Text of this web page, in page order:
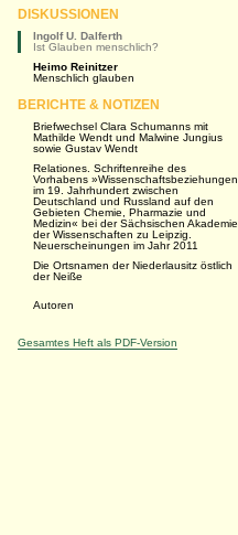
DISKUSSIONEN
Ingolf U. Dalferth
Ist Glauben menschlich?
Heimo Reinitzer
Menschlich glauben
BERICHTE & NOTIZEN
Briefwechsel Clara Schumanns mit
Mathilde Wendt und Malwine Jungius
sowie Gustav Wendt
Relationes. Schriftenreihe des
Vorhabens »Wissenschaftsbeziehungen
im 19. Jahrhundert zwischen
Deutschland und Russland auf den
Gebieten Chemie, Pharmazie und
Medizin« bei der Sächsischen Akademie
der Wissenschaften zu Leipzig.
Neuerscheinungen im Jahr 2011
Die Ortsnamen der Niederlausitz östlich
der Neiße
Autoren
Gesamtes Heft als PDF-Version